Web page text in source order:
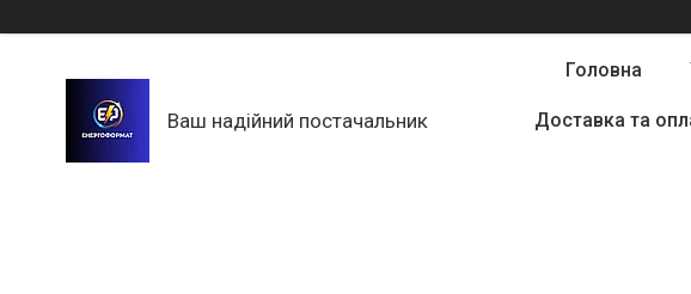
Ваш надійний постачальник
Головна
Доставка та